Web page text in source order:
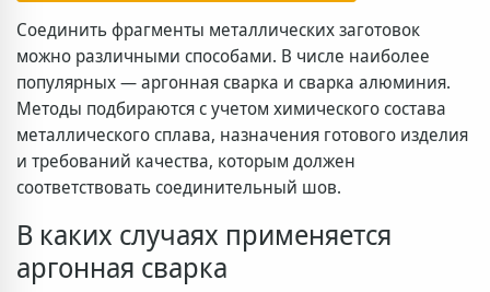
Соединить фрагменты металлических заготовок
можно различными способами. В числе наиболее
популярных — аргонная сварка и сварка алюминия.
Методы подбираются с учетом химического состава
металлического сплава, назначения готового изделия
и требований качества, которым должен
соответствовать соединительный шов.
В каких случаях применяется
аргонная сварка